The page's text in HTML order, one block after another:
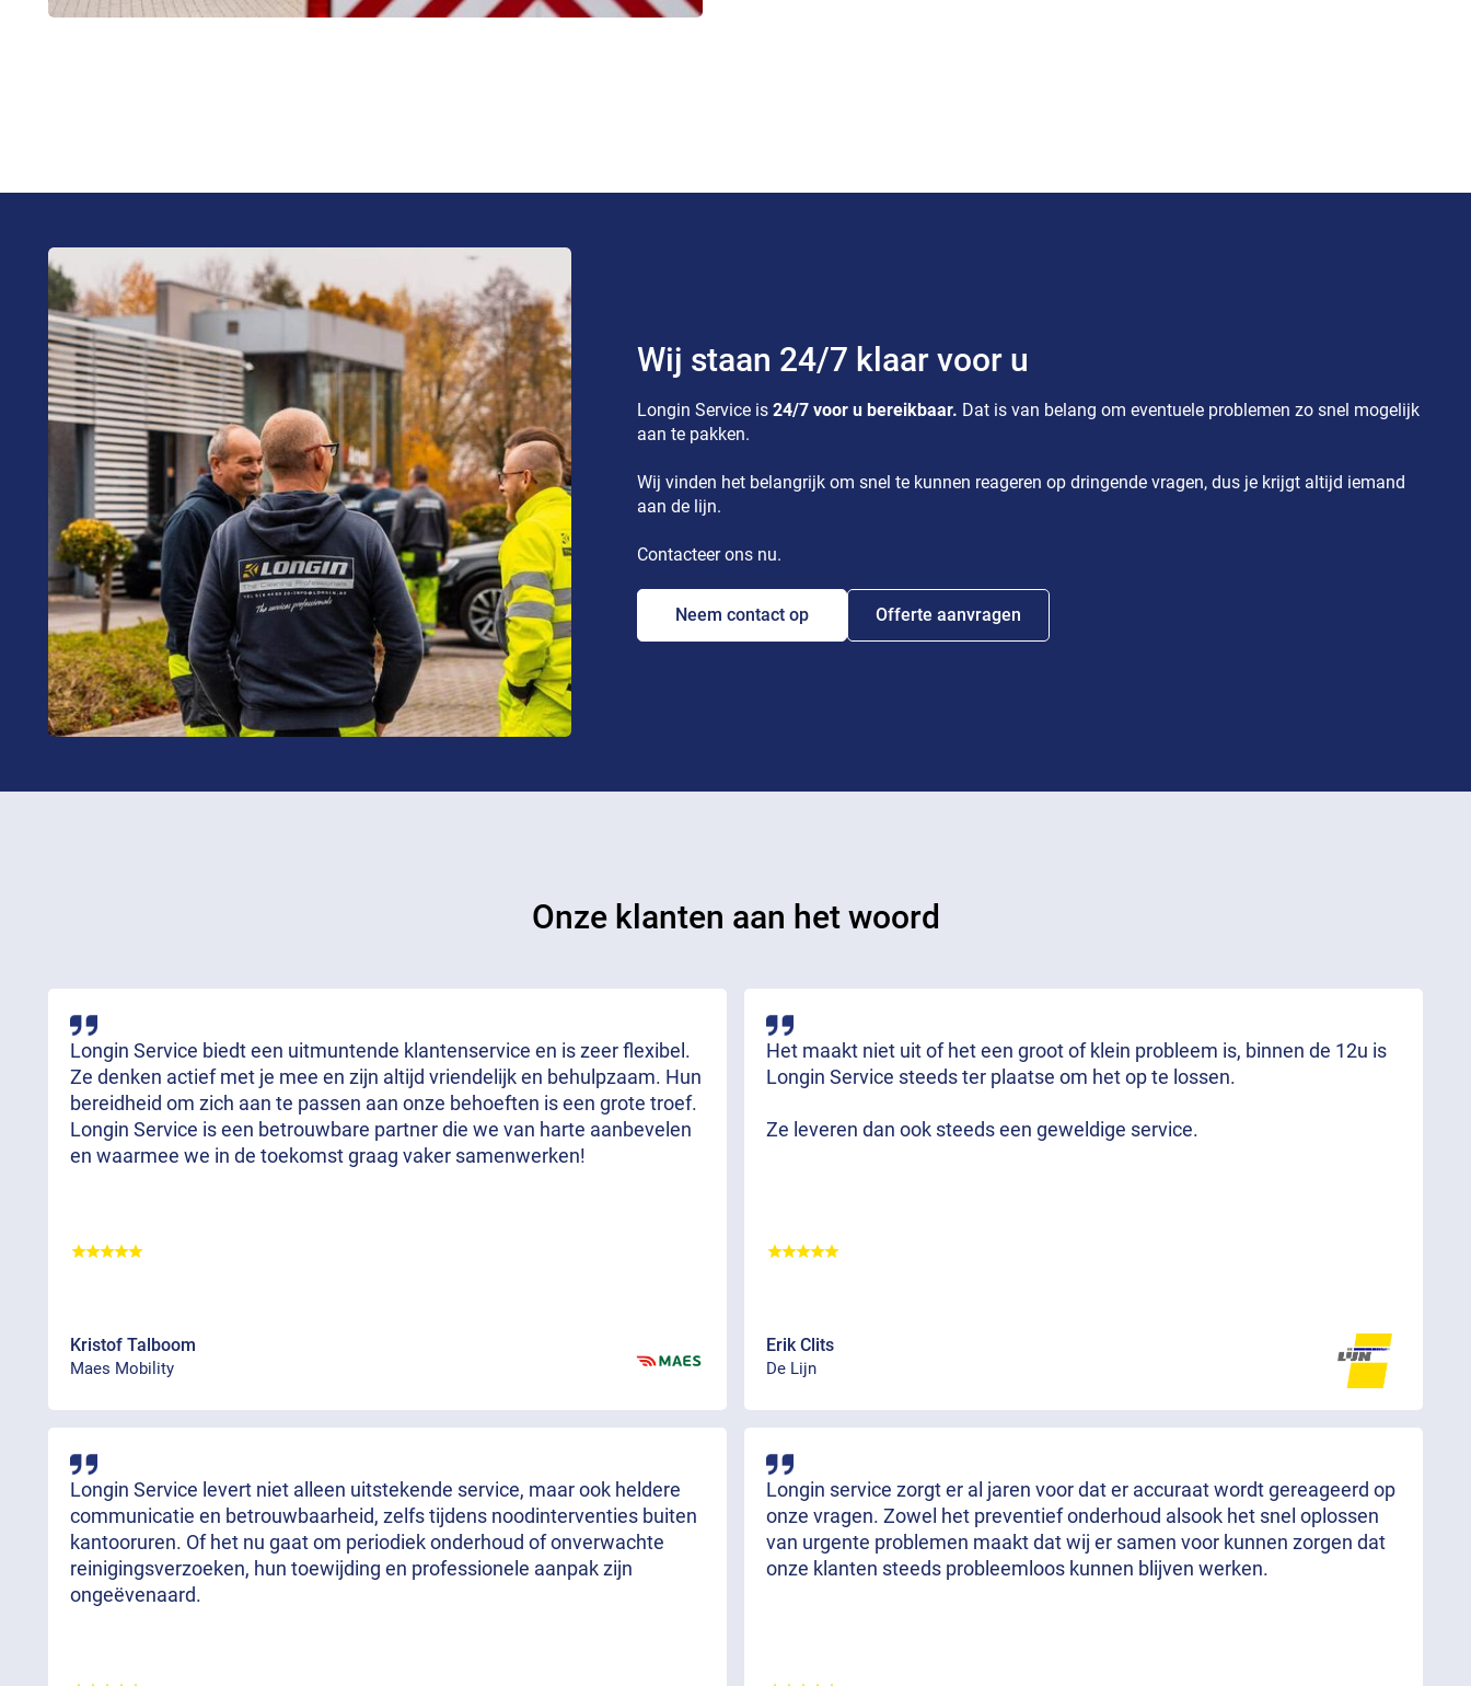
Wij staan 24/7 klaar voor u
Longin Service is24/7 voor u bereikbaar. Dat is van belang om eventuele problemen zo snel mogelijk
aan te pakken.
Wij vinden het belangrijk om snel te kunnen reageren op dringende vragen, dus je krijgt altijd iemand
aan de lijn.
Contacteer ons nu.
Neem contact op Offerte aanvragen
Onze klanten aan het woord
Longin Service biedt een uitmuntende klantenservice en is zeer flexibel.
Ze denken actief met je mee en zijn altijd vriendelijk en behulpzaam. Hun
bereidheid om zich aan te passen aan onze behoeften is een grote troef.
Longin Service is een betrouwbare partner die we van harte aanbevelen
en waarmee we in de toekomst graag vaker samenwerken!
Kristof Talboom
Maes Mobility
Het maakt niet uit of het een groot of klein probleem is, binnen de 12u is
Longin Service steeds ter plaatse om het op te lossen.
Ze leveren dan ook steeds een geweldige service.
Erik Clits
De Lijn
Longin Service levert niet alleen uitstekende service, maar ook heldere
communicatie en betrouwbaarheid, zelfs tijdens noodinterventies buiten
kantooruren. Of het nu gaat om periodiek onderhoud of onverwachte
reinigingsverzoeken, hun toewijding en professionele aanpak zijn
ongeëvenaard.
Longin service zorgt er al jaren voor dat er accuraat wordt gereageerd op
onze vragen. Zowel het preventief onderhoud alsook het snel oplossen
van urgente problemen maakt dat wij er samen voor kunnen zorgen dat
onze klanten steeds probleemloos kunnen blijven werken.